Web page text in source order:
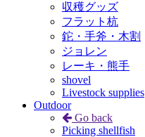
収穫グッズ
フラット杭
鉈・手斧・木割
ジョレン
レーキ・熊手
shovel
Livestock supplies
Outdoor
Go back
Picking shellfish